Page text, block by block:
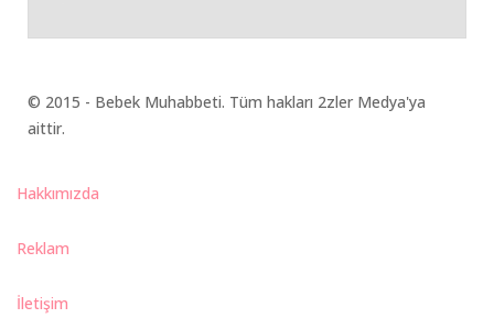
© 2015 - Bebek Muhabbeti. Tüm hakları 2zler Medya'ya
aittir.
Hakkımızda
Reklam
İletişim